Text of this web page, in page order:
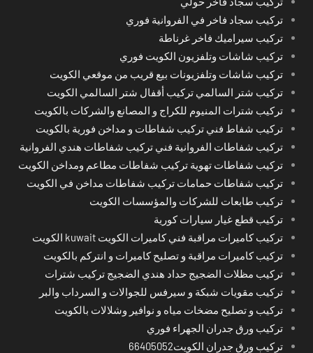
تركيب سجاد فاخر في الفروانية فوري
تركيب سيراميك فاخر غرناطة
تركيب شاشات وتلفزيون الكويت فوري
تركيب شاشات وتلفزيونات بيع قريب من موقعي الكويت
تركيب شتر السالمي تركيب أقفال شتر السالمي الكويت
تركيب شترات المنيوم للكراج و المصانع والشركات بالكويت
تركيب شفاط فني تركيب شفاطات و مداخن فورية بالكويت
تركيب شفاطات الفروانية فني تركيب شفاطات هندي الفروانية
تركيب شفاطات تهوية تركيب شفاطات مطاعم ومداخن الكويت
تركيب شفاطات حمامات تركيب شفاطات مداخن في الكويت
تركيب طابعات للشركات والمؤسسات الكويت
تركيب قطع غيار سيارات كورية
تركيب كاميرات مراقبة فني كاميرات الكويت kuwait الكويت
تركيب كاميرات مراقبة و تصليح كاميرات و انتركم بالكويت
تركيب مظلات الضجيج حداد هندي الضجيج تركيب شترات
تركيب مقويات شبكة و سيرفس للجوالات و السرداب والبر
تركيب و تصليح مضخات مياه و نوافير وشلالات بالكويت
تركيب ورق جدران الجهراء فوري
تركيب ورق جدران الكويت66405052